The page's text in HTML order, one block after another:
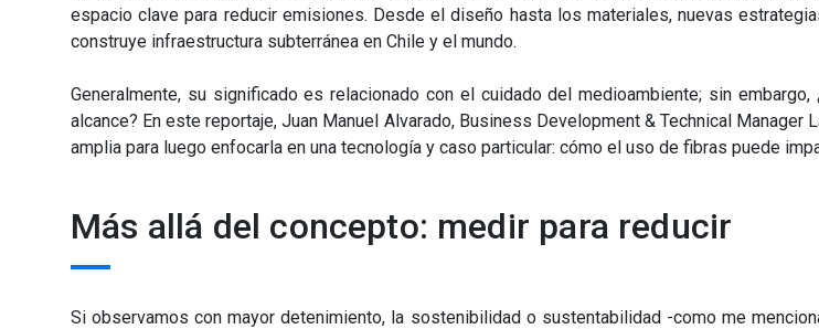
espacio clave para reducir emisiones. Desde el diseño hasta los materiales, nuevas
construye infraestructura subterránea en Chile y el mundo.
Generalmente, su significado es relacionado con el cuidado del medioambiente; sin
alcance? En este reportaje, Juan Manuel Alvarado, Business Development & Technical Manager
amplia para luego enfocarla en una tecnología y caso particular: cómo el uso de fibras puede
Más allá del concepto: medir para reducir
Si observamos con mayor detenimiento, la sostenibilidad o sustentabilidad -como me